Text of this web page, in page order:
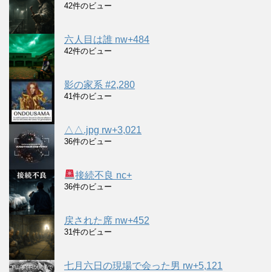
42件のビュー
六人目は誰 nw+484
42件のビュー
影の家系 #2,280
41件のビュー
△△.jpg rw+3,021
36件のビュー
接続不良 nc+
36件のビュー
戻された席 nw+452
31件のビュー
七月六日の現場で会った男 rw+5,121